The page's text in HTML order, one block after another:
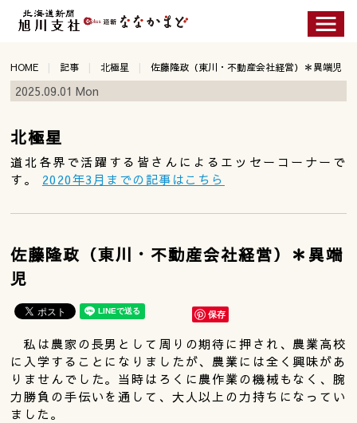
HOME 記事 北極星 佐藤隆政（東川・不動産会社経営）＊異端児
2025.09.01 Mon
北極星
道北各界で活躍する皆さんによるエッセーコーナーで
す。 2020年3月までの記事はこちら
佐藤隆政（東川・不動産会社経営）＊異端
児
保存
私は農家の長男として周りの期待に押され、農業高校
に入学することになりましたが、農業には全く興味があ
りませんでした。当時はろくに農作業の機械もなく、腕
力勝負の手伝いを通して、大人以上の力持ちになってい
ました。